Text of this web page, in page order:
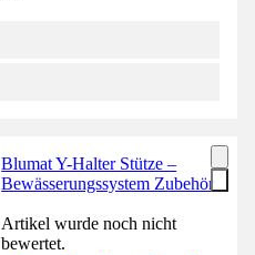
Blumat Y-Halter Stütze –
Bewässerungssystem Zubehör
Artikel wurde noch nicht
bewertet.